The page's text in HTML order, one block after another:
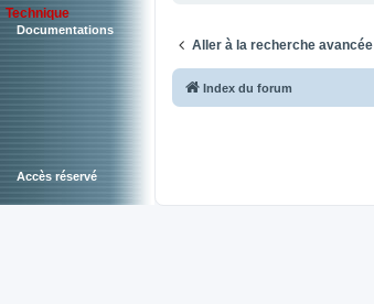
Technique
Documentations
Accès réservé
Aller à la recherche avancée
Index du forum